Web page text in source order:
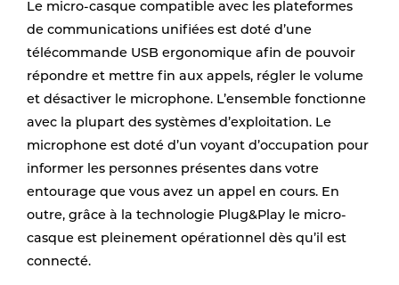
Le micro-casque compatible avec les plateformes
de communications unifiées est doté d’une
télécommande USB ergonomique afin de pouvoir
répondre et mettre fin aux appels, régler le volume
et désactiver le microphone. L’ensemble fonctionne
avec la plupart des systèmes d’exploitation. Le
microphone est doté d’un voyant d’occupation pour
informer les personnes présentes dans votre
entourage que vous avez un appel en cours. En
outre, grâce à la technologie Plug&Play le micro-
casque est pleinement opérationnel dès qu’il est
connecté.